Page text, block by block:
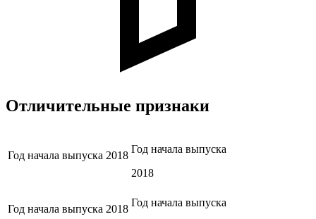
Отличительные признаки
Год начала выпуска 2018
Год начала выпуска
2018
Год начала выпуска 2018
Год начала выпуска